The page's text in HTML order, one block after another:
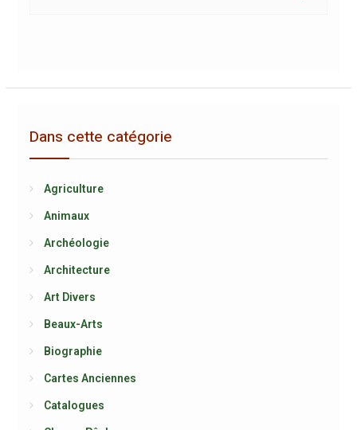
Dans cette catégorie
Agriculture
Animaux
Archéologie
Architecture
Art Divers
Beaux-Arts
Biographie
Cartes Anciennes
Catalogues